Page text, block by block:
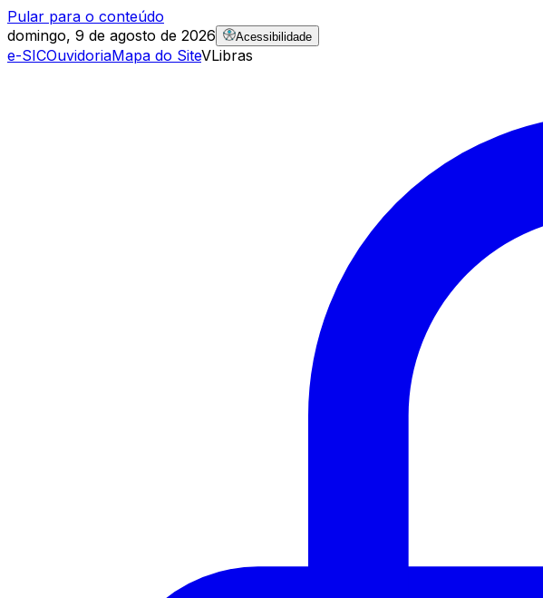
Pular para o conteúdo
domingo, 9 de agosto de 2026
Acessibilidade
e-SICOuvidoriaMapa do SiteVLibras